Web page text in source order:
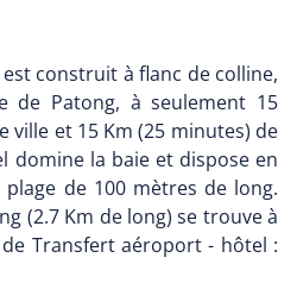
construit à flanc de colline,
de Patong, à seulement 15
ville et 15 Km (25 minutes) de
domine la baie et dispose en
de 100 mètres de long.
(2.7 Km de long) se trouve à
Transfert aéroport - hôtel :